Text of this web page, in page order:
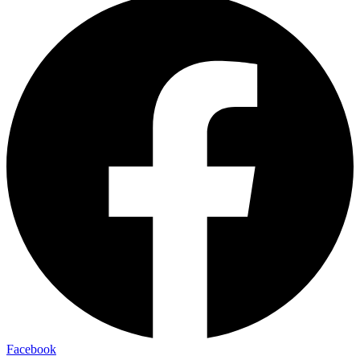
Facebook